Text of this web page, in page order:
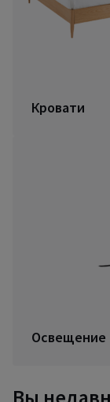
Кровати
Освещение